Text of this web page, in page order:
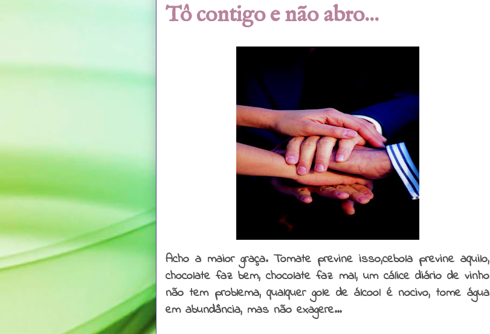
Tô contigo e não abro...
Acho a maior graça. Tomate previne isso,cebola previne aquilo,
chocolate faz bem, chocolate faz mal, um cálice diário de vinho
não tem problema, qualquer gole de álcool é nocivo, tome água
em abundância, mas não exagere...